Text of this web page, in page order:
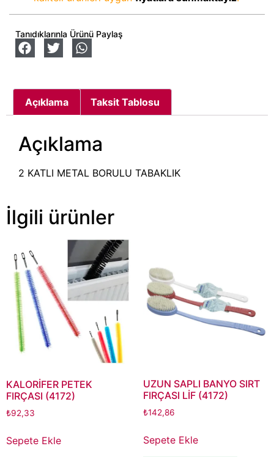
Tanıdıklarınla Ürünü Paylaş
Açıklama Taksit Tablosu
Açıklama
2 KATLI METAL BORULU TABAKLIK
İlgili ürünler
KALORİFER PETEK
FIRÇASI (4172)
₺92,33
Sepete Ekle
UZUN SAPLI BANYO SIRT
FIRÇASI LİF (4172)
₺142,86
Sepete Ekle